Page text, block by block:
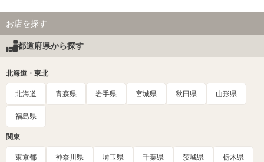
お店を探す
都道府県から探す
北海道・東北
北海道 青森県 岩手県 宮城県 秋田県 山形県
福島県
関東
東京都 神奈川県 埼玉県 千葉県 茨城県 栃木県